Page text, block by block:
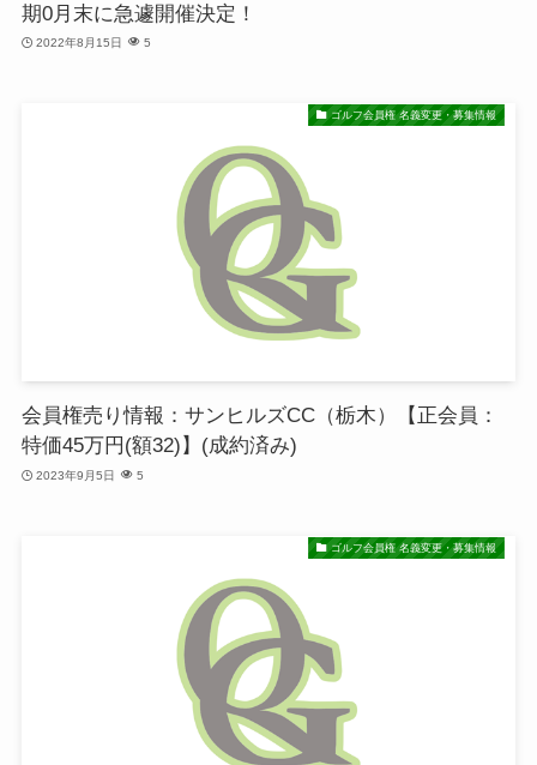
期0月末に急遽開催決定！
2022年8月15日 5
ゴルフ会員権 名義変更・募集情報
会員権売り情報：サンヒルズCC（栃木）【正会員：
特価45万円(額32)】(成約済み)
2023年9月5日 5
ゴルフ会員権 名義変更・募集情報